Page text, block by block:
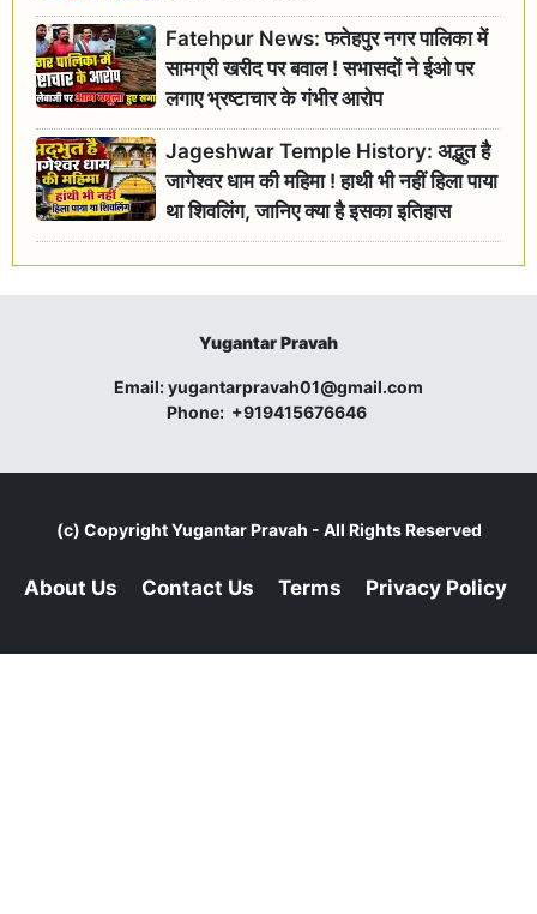
Fatehpur News: फतेहपुर नगर पालिका में
सामग्री खरीद पर बवाल ! सभासदों ने ईओ पर
लगाए भ्रष्टाचार के गंभीर आरोप
Jageshwar Temple History: अद्भुत है
जागेश्वर धाम की महिमा ! हाथी भी नहीं हिला पाया
था शिवलिंग, जानिए क्या है इसका इतिहास
Yugantar Pravah
Email:yugantarpravah01@gmail.com
Phone: +919415676646
(c) CopyrightYugantar Pravah - All Rights Reserved
About Us Contact Us Terms Privacy Policy